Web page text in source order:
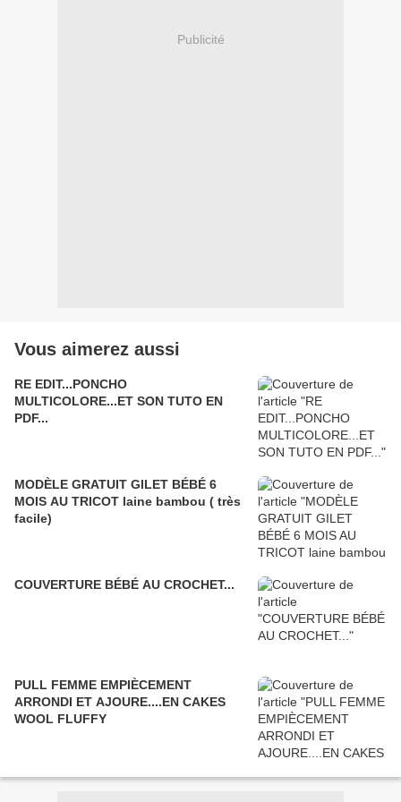
Publicité
Vous aimerez aussi
RE EDIT...PONCHO
MULTICOLORE...ET SON TUTO EN
PDF...
MODÈLE GRATUIT GILET BÉBÉ 6
MOIS AU TRICOT laine bambou ( très
facile)
COUVERTURE BÉBÉ AU CROCHET...
PULL FEMME EMPIÈCEMENT
ARRONDI ET AJOURE....EN CAKES
WOOL FLUFFY